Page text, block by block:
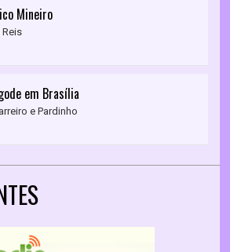
Mineiro
em Brasília
e Pardinho